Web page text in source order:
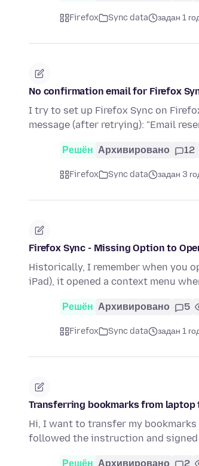
Firefox Sync data задан 1
No confirmation email for Firefox
I try to set up Firefox Sync on
message (after retrying): "Email
Решён Архивировано 12
Firefox Sync data задан 3
Firefox Sync - Missing Option to
Historically, I remember when you
iPad), it opened a context menu
Решён Архивировано 5
Firefox Sync data задан 1
Transferring bookmarks from laptop
Hi, I want to transfer my
followed the instruction and
Решён Архивировано 2